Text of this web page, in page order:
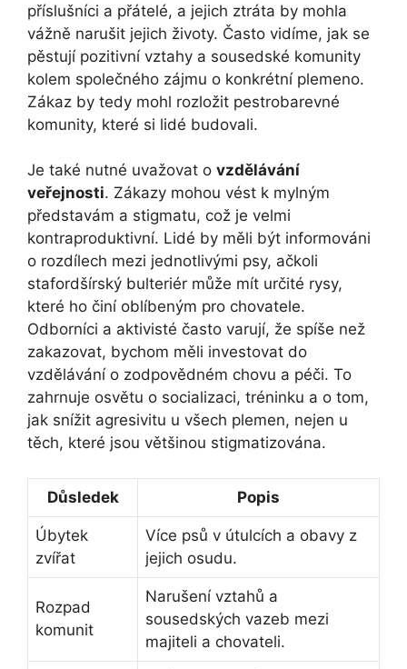
příslušníci a přátelé, a jejich ztráta by mohla
vážně narušit jejich životy. Často vidíme, jak se
pěstují pozitivní vztahy a sousedské komunity
kolem společného zájmu o konkrétní plemeno.
Zákaz by tedy mohl rozložit pestrobarevné
komunity, které si lidé budovali.
Je také nutné uvažovat o vzdělávání
veřejnosti. Zákazy mohou vést k mylným
představám a stigmatu, což je velmi
kontraproduktivní. Lidé by měli být informováni
o rozdílech mezi jednotlivými psy, ačkoli
stafordšírský bulteriér může mít určité rysy,
které ho činí oblíbeným pro chovatele.
Odborníci a aktivisté často varují, že spíše než
zakazovat, bychom měli investovat do
vzdělávání o zodpovědném chovu a péči. To
zahrnuje osvětu o socializaci, tréninku a o tom,
jak snížit agresivitu u všech plemen, nejen u
těch, které jsou většinou stigmatizována.
Důsledek Popis
Úbytek
zvířat
Více psů v útulcích a obavy z
jejich osudu.
Rozpad
komunit
Narušení vztahů a
sousedských vazeb mezi
majiteli a chovateli.